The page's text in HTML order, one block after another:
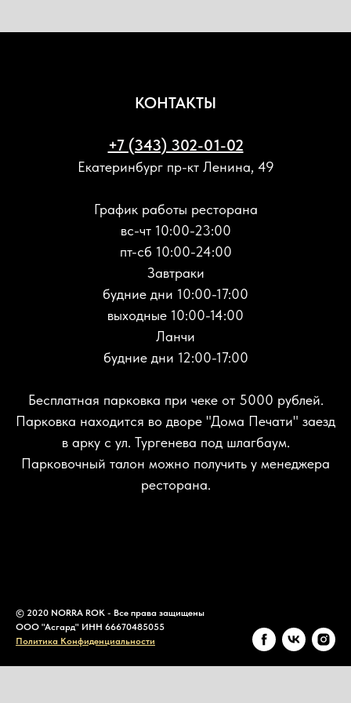
КОНТАКТЫ
+7 (343) 302-01-02
Екатеринбург пр-кт Ленина, 49
График работы ресторана
вс-чт 10:00-23:00
пт-сб 10:00-24:00
Завтраки
будние дни 10:00-17:00
выходные 10:00-14:00
Ланчи
будние дни 12:00-17:00
Бесплатная парковка при чеке от 5000 рублей.
Парковка находится во дворе "Дома Печати" заезд
в арку с ул. Тургенева под шлагбаум.
Парковочный талон можно получить у менеджера
ресторана.
© 2020 NORRA ROK - Все права защищены
ООО "Асгард" ИНН 66670485055
Политика Конфиденциальности